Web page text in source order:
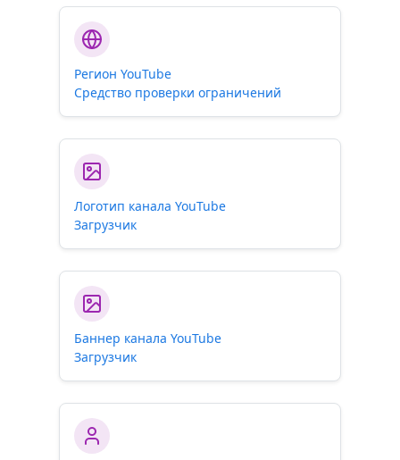
Регион YouTube
Средство проверки ограничений
Логотип канала YouTube
Загрузчик
Баннер канала YouTube
Загрузчик